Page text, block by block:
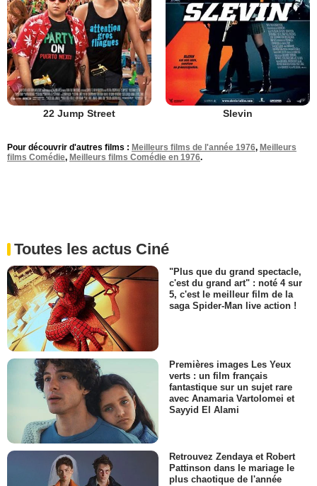
22 Jump Street Slevin
Pour découvrir d'autres films : Meilleurs films de l'année 1976, Meilleurs
films Comédie, Meilleurs films Comédie en 1976.
Toutes les actus Ciné
"Plus que du grand spectacle,
c'est du grand art" : noté 4 sur
5, c'est le meilleur film de la
saga Spider-Man live action !
Premières images Les Yeux
verts : un film français
fantastique sur un sujet rare
avec Anamaria Vartolomei et
Sayyid El Alami
Retrouvez Zendaya et Robert
Pattinson dans le mariage le
plus chaotique de l'année